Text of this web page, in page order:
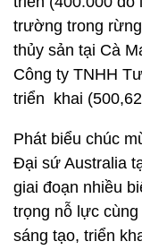
trường trong
thủy sản tại Cà
Công ty TNHH
triển khai
Phát biểu chúc
Đại sứ Australia
giai đoạn nhiều
trọng nỗ lực
sáng tạo, triển